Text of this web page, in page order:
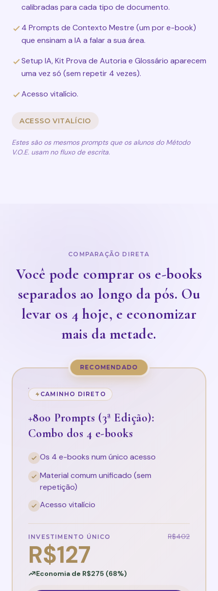
calibradas para cada tipo de documento.
4 Prompts de Contexto Mestre (um por e-book)
que ensinam a IA a falar a sua área.
Setup IA, Kit Prova de Autoria e Glossário aparecem
uma vez só (sem repetir 4 vezes).
Acesso vitalício.
ACESSO VITALÍCIO
Estes são os mesmos prompts que os alunos do Método
V.O.E. usam no fluxo de escrita.
COMPARAÇÃO DIRETA
Você pode comprar os e-books
separados ao longo da pós. Ou
levar os 4 hoje, e economizar
mais da metade.
RECOMENDADO
CAMINHO DIRETO
+800 Prompts (3ª Edição):
Combo dos 4 e-books
Os 4 e-books num único acesso
Material comum unificado (sem
repetição)
Acesso vitalício
INVESTIMENTO ÚNICO R$402
R$127
Economia de R$275 (68%)